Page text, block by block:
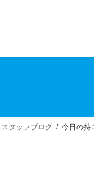
スタッフブログ 今日の持